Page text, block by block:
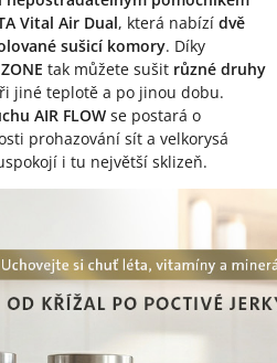
Vital Air Dual, která nabízí dvě
sušicí komory. Díky
tak můžete sušit různé druhy
jiné teplotě a po jinou dobu.
AIR FLOW se postará o
prohazování sít a velkorysá
i tu největší sklizeň.